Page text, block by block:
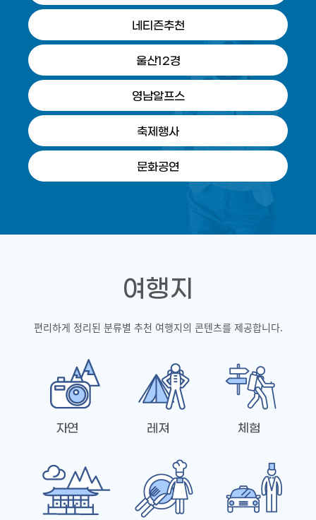
네티즌추천
울산12경
영남알프스
축제행사
문화공연
여행지
편리하게 정리된 분류별 추천 여행지의 콘텐츠를 제공합니다.
자연 레져 체험